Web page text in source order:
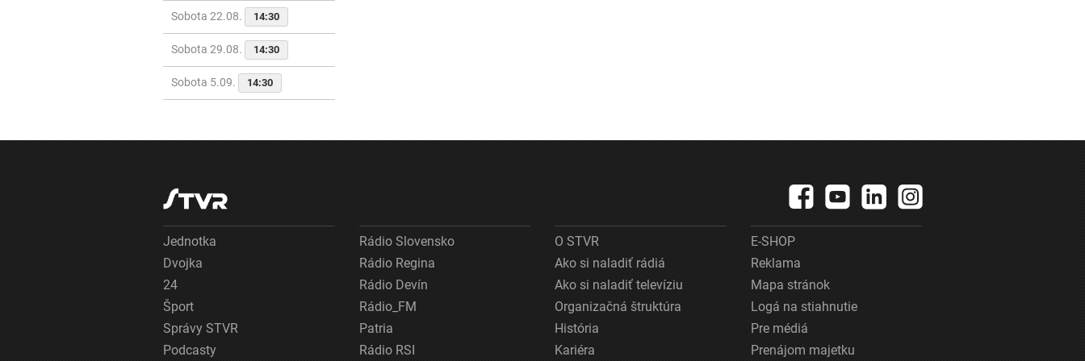
Sobota 22.08. 14:30
Sobota 29.08. 14:30
Sobota 5.09. 14:30
Jednotka
Dvojka
24
Šport
Správy STVR
Podcasty
Rádio Slovensko
Rádio Regina
Rádio Devín
Rádio_FM
Patria
Rádio RSI
O STVR
Ako si naladiť rádiá
Ako si naladiť televíziu
Organizačná štruktúra
História
Kariéra
E-SHOP
Reklama
Mapa stránok
Logá na stiahnutie
Pre médiá
Prenájom majetku